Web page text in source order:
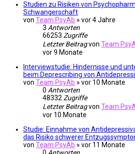
Studien zu Risiken von
Schwangerschaft
von Team PsyAb » vor 4 Jahre
3 Antworten
66253 Zugriffe
Letzter Beitragvon Team
vor 9 Monate
Interviewstudie: Hindernisse und
beim Deprescribing von
von Team PsyAb » vor 10 Monate
0 Antworten
48332 Zugriffe
Letzter Beitragvon Team
vor 10 Monate
Studie: Einnahme von
das Risiko schwerer
von Team PsyAb » vor 11 Monate